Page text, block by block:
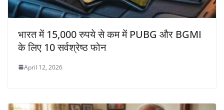
भारत में 15,000 रुपये से कम में PUBG और BGMI
के लिए 10 सर्वश्रेष्ठ फोन
April 12, 2026